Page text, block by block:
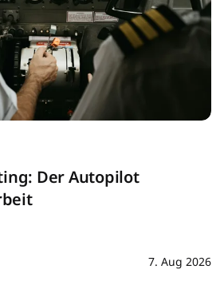
Der Autopilot
7. Aug 2026